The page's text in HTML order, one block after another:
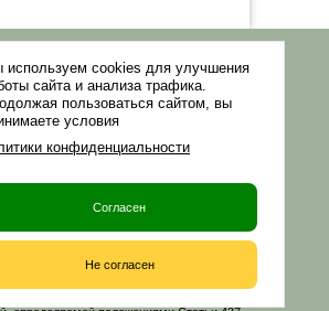
«Газонная трава, семена газонных
удобрения и средства защиты в
ОГРН 1167746161219. Все материалы
Данный сайт и его содержимое носит
используем cookies для улучшения
сайта и анализа трафика.
пользоваться сайтом, вы
условия
конфиденциальности
Согласен
Не согласен